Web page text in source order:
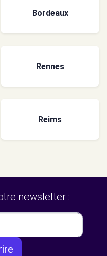
Bordeaux
Rennes
Reims
newsletter :